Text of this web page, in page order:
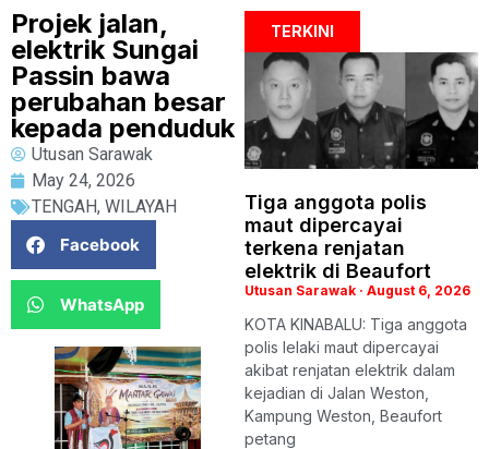
Projek jalan,
elektrik Sungai
Passin bawa
perubahan besar
kepada penduduk
Utusan Sarawak
May 24, 2026
TENGAH, WILAYAH
Facebook
WhatsApp
TERKINI
Tiga anggota polis
maut dipercayai
terkena renjatan
elektrik di Beaufort
Utusan Sarawak August 6, 2026
KOTA KINABALU: Tiga anggota
polis lelaki maut dipercayai
akibat renjatan elektrik dalam
kejadian di Jalan Weston,
Kampung Weston, Beaufort
petang